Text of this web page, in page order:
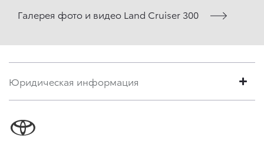
Галерея фото и видео Land Cruiser 300
Юридическая информация